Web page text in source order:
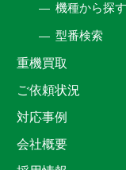
機種から探す
型番検索
重機買取
ご依頼状況
対応事例
会社概要